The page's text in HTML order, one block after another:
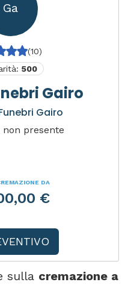
Ga
(10)
500
Gairo
Gairo
presente
DA
€
sulla cremazione a